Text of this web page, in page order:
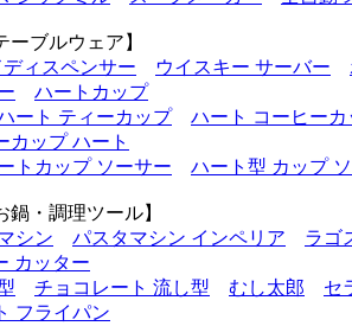
ブルウェア】
ディスペンサー ウイスキー サーバー
ハートカップ
ート ティーカップ
ハート コーヒーカ
カップ ハート
トカップ ソーサー ハート型 カップ
・調理ツール】
シン
パスタマシン インペリア
ラゴ
カッター
チョコレート 流し型 むし太郎
セ
フライパン